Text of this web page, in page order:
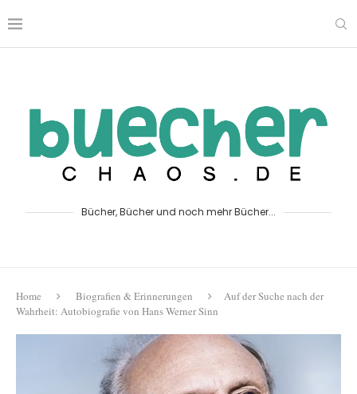
Bücher, Bücher und noch mehr Bücher...
Home Biografien & Erinnerungen
Auf der Suche nach der
Wahrheit: Autobiografie von Hans Werner Sinn